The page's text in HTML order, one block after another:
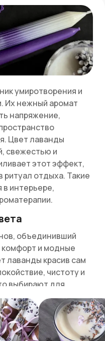
умиротворения и
Их нежный аромат
напряжение,
Цвет лаванды
свежестью и
этот эффект,
отдыха. Такие
в интерьере,
объединивший
комфорт и модные
лаванды красив сам
чистоту и
выбирают для
обстановки в
ванных комнатах и
встречаются разных